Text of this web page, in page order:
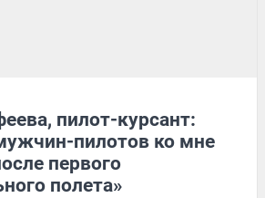
пилот-курсант:
пилотов ко мне
первого
полета»